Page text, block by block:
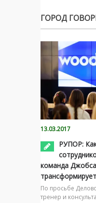
ГОРОД
13.03.2017
РУПОР:
команда
По просьбе
тренер и